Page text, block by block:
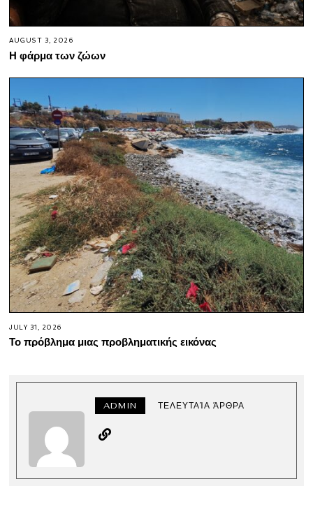
AUGUST 3, 2026
Η φάρμα των ζώων
JULY 31, 2026
Το πρόβλημα μιας προβληματικής εικόνας
ADMIN ΤΕΛΕΥΤΑΊΑ ΆΡΘΡΑ